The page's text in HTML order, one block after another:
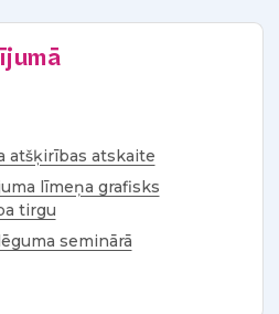
atšķirības atskaite
līmeņa grafisks
tirgu
seminārā